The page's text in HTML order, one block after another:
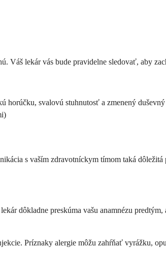
Váš lekár vás bude pravidelne sledovať, aby
horúčku, svalovú stuhnutosť a zmenený
s vaším zdravotníckym tímom taká dôležitá
dôkladne preskúma vašu anamnézu
Príznaky alergie môžu zahŕňať vyrážku,